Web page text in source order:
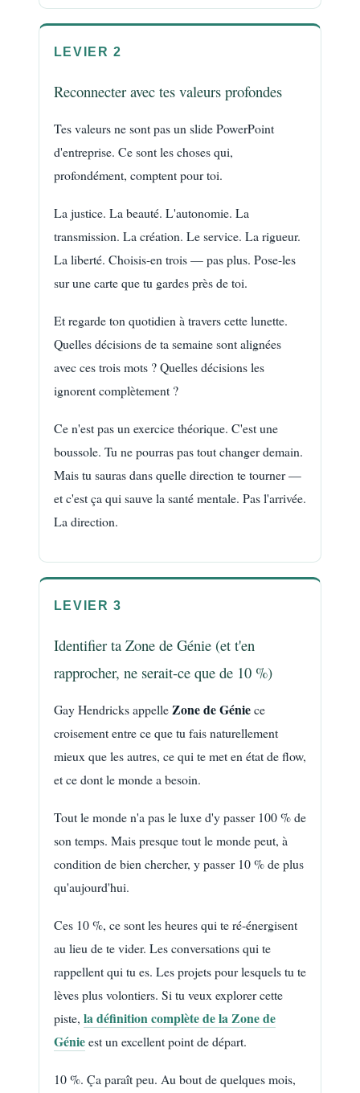
LEVIER 2
Reconnecter avec tes valeurs profondes
Tes valeurs ne sont pas un slide PowerPoint
d'entreprise. Ce sont les choses qui,
profondément, comptent pour toi.
La justice. La beauté. L'autonomie. La
transmission. La création. Le service. La rigueur.
La liberté. Choisis-en trois — pas plus. Pose-les
sur une carte que tu gardes près de toi.
Et regarde ton quotidien à travers cette lunette.
Quelles décisions de ta semaine sont alignées
avec ces trois mots ? Quelles décisions les
ignorent complètement ?
Ce n'est pas un exercice théorique. C'est une
boussole. Tu ne pourras pas tout changer demain.
Mais tu sauras dans quelle direction te tourner —
et c'est ça qui sauve la santé mentale. Pas l'arrivée.
La direction.
LEVIER 3
Identifier ta Zone de Génie (et t'en
rapprocher, ne serait-ce que de 10 %)
Gay Hendricks appelleZone de Géniece
croisement entre ce que tu fais naturellement
mieux que les autres, ce qui te met en état de flow,
et ce dont le monde a besoin.
Tout le monde n'a pas le luxe d'y passer 100 % de
son temps. Mais presque tout le monde peut, à
condition de bien chercher, y passer 10 % de plus
qu'aujourd'hui.
Ces 10 %, ce sont les heures qui te ré-énergisent
au lieu de te vider. Les conversations qui te
rappellent qui tu es. Les projets pour lesquels tu te
lèves plus volontiers. Si tu veux explorer cette
piste, la définition complète de la Zone de
Génieest un excellent point de départ.
10 %. Ça paraît peu. Au bout de quelques mois,